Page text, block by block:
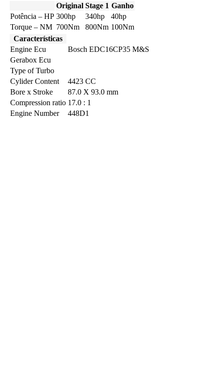
Original Stage 1 Ganho
Potência – HP 300hp 340hp
40hp
Torque – NM 700Nm 800Nm 100Nm
Características
Engine Ecu
Bosch EDC16CP35 M&S
Gerabox Ecu
Type of Turbo
Cylider Content
4423 CC
Bore x Stroke
87.0 X 93.0 mm
Compression ratio 17.0 : 1
Engine Number
448D1